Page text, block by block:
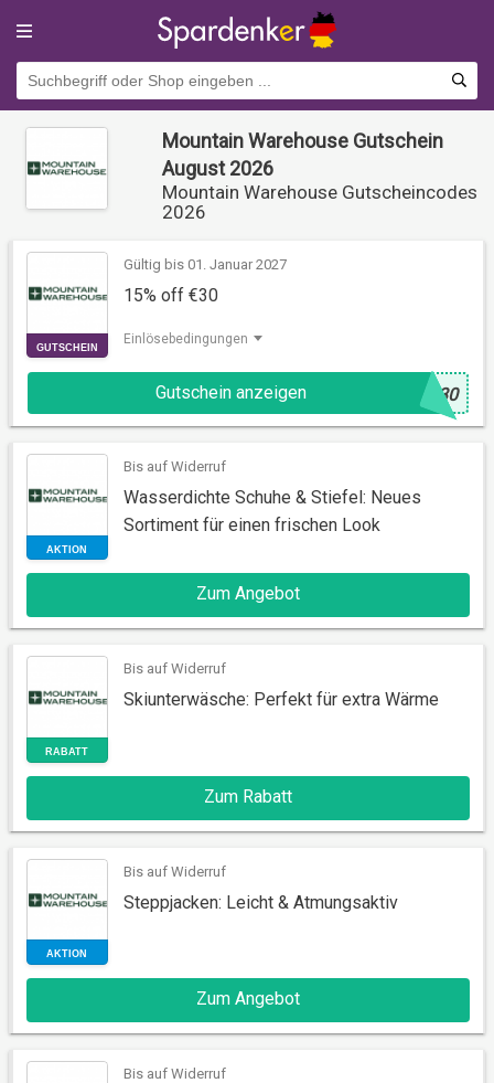
Mountain Warehouse Gutschein
August 2026
Mountain Warehouse Gutscheincodes
2026
Gültig bis 01. Januar 2027
15% off €30
Einlösebedingungen
Gutschein anzeigen @ 530
Bis auf Widerruf
Wasserdichte Schuhe & Stiefel: Neues
Sortiment für einen frischen Look
Zum Angebot
RABATT
Bis auf Widerruf
Skiunterwäsche: Perfekt für extra Wärme
Zum Rabatt
AKTION
Bis auf Widerruf
Steppjacken: Leicht & Atmungsaktiv
Zum Angebot
Bis auf Widerruf